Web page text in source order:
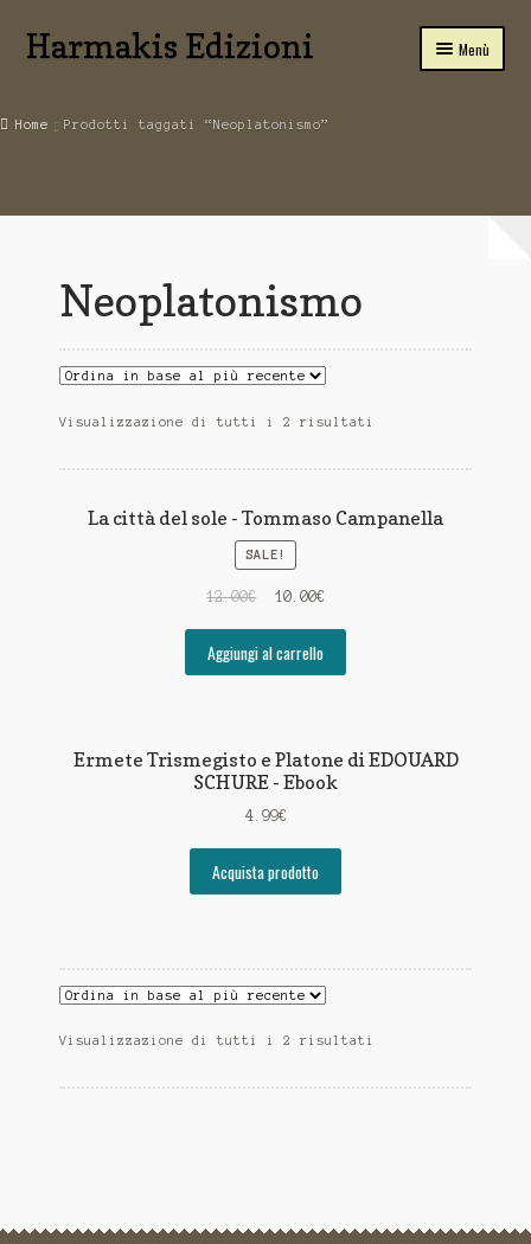
Vai
Vai
Harmakis Edizioni Menù
Chi Siamo
Servizi
Tariffe
Con la Gioconda e Leonardo sulla Via di Dante
EMILIA ROMAGNA-MARCHE-ABRUZZO
MACROLIBRARSI
Home Prodotti taggati “Neoplatonismo”
Neoplatonismo
Visualizzazione di tutti i 2 risultati
La città del sole - Tommaso Campanella
SALE!
12.00€ 10.00€
Aggiungi al carrello
Ermete Trismegisto e Platone di EDOUARD
SCHURE - Ebook
4.99€
Acquista prodotto
Visualizzazione di tutti i 2 risultati